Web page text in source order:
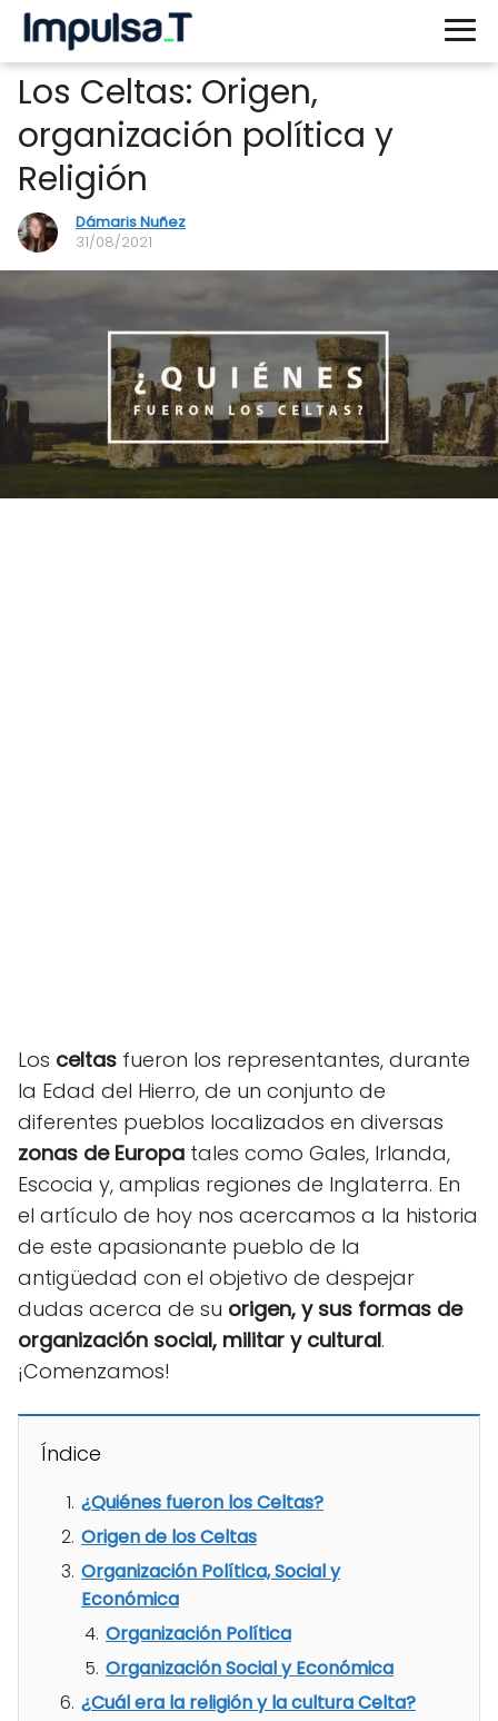
Los Celtas: Origen,
organización política y
Religión
Dámaris Nuñez
31/08/2021
Los celtas fueron los representantes, durante
la Edad del Hierro, de un conjunto de
diferentes pueblos localizados en diversas
zonas de Europa tales como Gales, Irlanda,
Escocia y, amplias regiones de Inglaterra. En
el artículo de hoy nos acercamos a la historia
de este apasionante pueblo de la
antigüedad con el objetivo de despejar
dudas acerca de su origen, y sus formas de
organización social, militar y cultural.
¡Comenzamos!
Índice
¿Quiénes fueron los Celtas?
Origen de los Celtas
Organización Política, Social y
Económica
Organización Política
Organización Social y Económica
¿Cuál era la religión y la cultura Celta?